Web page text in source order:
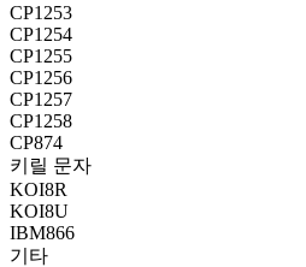
CP1253
CP1254
CP1255
CP1256
CP1257
CP1258
CP874
키릴 문자
KOI8R
KOI8U
IBM866
기타